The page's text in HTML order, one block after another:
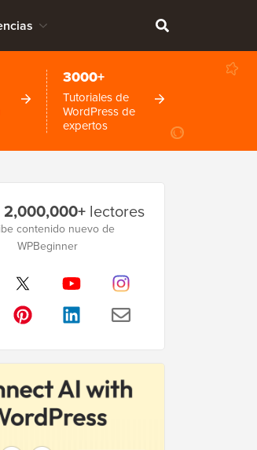
3000+
Tutoriales de
WordPress de
expertos
2,000,000+ lectores
contenido nuevo de
WPBeginner